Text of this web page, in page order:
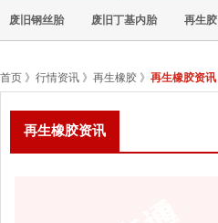
废旧钢丝胎 废旧丁基内胎 再生胶
首页 》 行情资讯 》 再生橡胶 》 再生橡胶资讯
再生橡胶资讯